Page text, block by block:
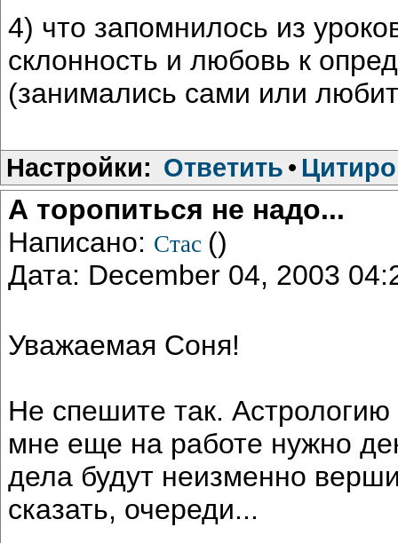
4) что запомнилось из
склонность и любовь к
(занимались сами или
Настройки: Ответить •
А торопиться не надо...
Написано: Стас ()
Дата: December 04, 2003
Уважаемая Соня!
Не спешите так.
мне еще на работе нужно
дела будут неизменно
сказать, очереди...